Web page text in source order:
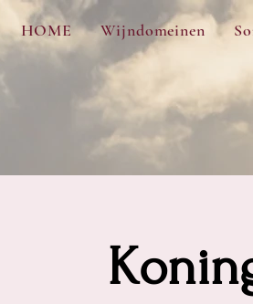
HOME Wijndomeinen